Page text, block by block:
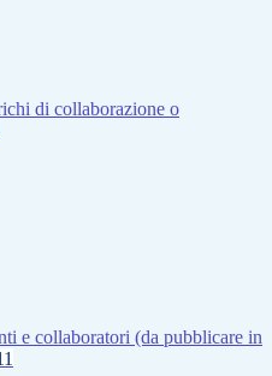
di collaborazione o
e collaboratori (da pubblicare in